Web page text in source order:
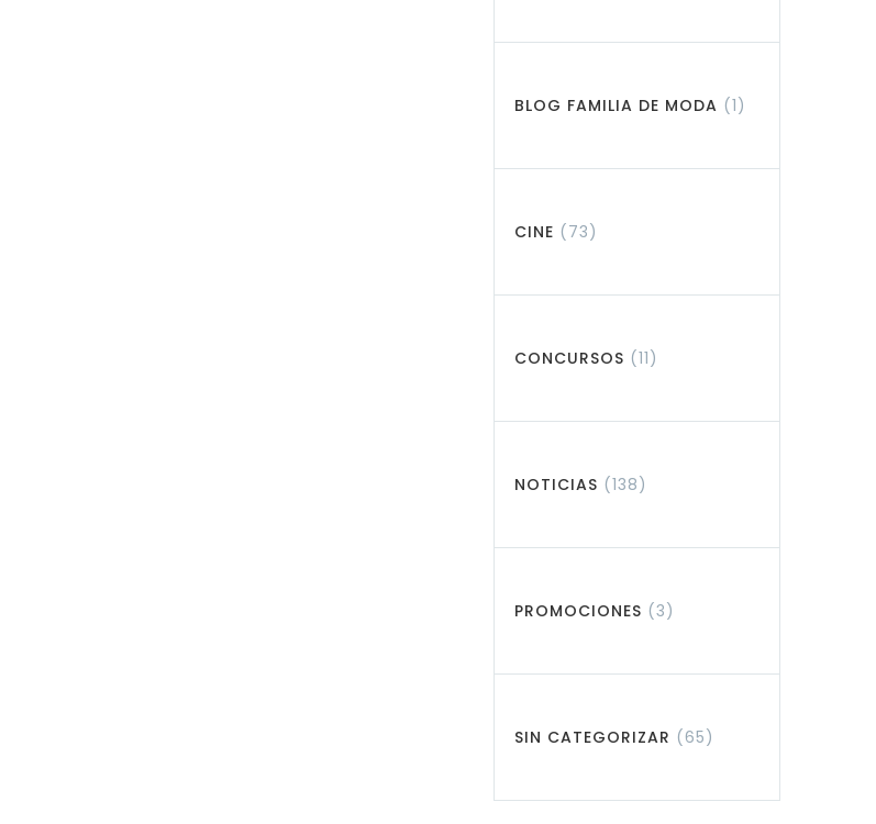
BLOG FAMILIA DE MODA (1)
CINE (73)
CONCURSOS (11)
NOTICIAS (138)
PROMOCIONES (3)
SIN CATEGORIZAR (65)